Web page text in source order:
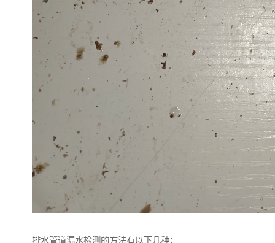
排水管道漏水检测的方法有以下几种：